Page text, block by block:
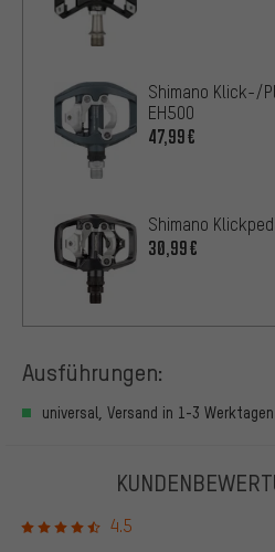
Shimano Klick-/
EH500
47,99€
Shimano
30,99€
Ausführungen:
universal, Versand in 1-3 Werktagen
4.5